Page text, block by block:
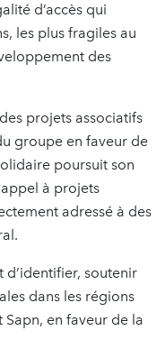
d’accès qui
les plus fragiles au
des
projets associatifs
groupe en faveur de
poursuit son
à projets
adressé à des
d’identifier, soutenir
dans les régions
Sapn, en faveur de la